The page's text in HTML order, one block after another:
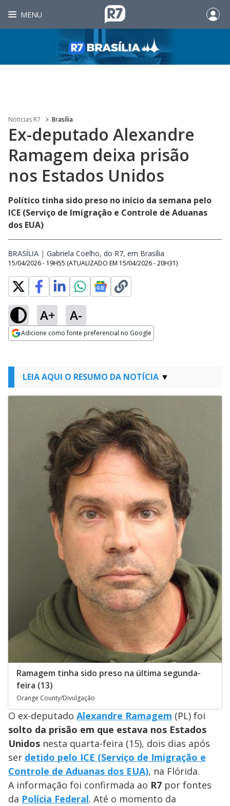
MENU
Noticias R7 Brasília
Ex-deputado Alexandre
Ramagem deixa prisão
nos Estados Unidos
Político tinha sido preso no início da semana pelo
ICE (Serviço de Imigração e Controle de Aduanas
dos EUA)
BRASÍLIA | Gabriela Coelho, do R7, em Brasília
15/04/2026 - 19H55 (ATUALIZADO EM 15/04/2026 - 20H31)
A+ A-
Adicione como fonte preferencial no Google
LEIA AQUI O RESUMO DA NOTÍCIA
Ramagem tinha sido preso na última segunda-
feira (13)
Orange County/Divulgação
O ex-deputado Alexandre Ramagem (PL) foi
solto da prisão em que estava nos Estados
Unidos nesta quarta-feira (15), dois dias após
ser detido pelo ICE (Serviço de Imigração e
Controle de Aduanas dos EUA), na Flórida.
A informação foi confirmada ao R7 por fontes
da Polícia Federal. Até o momento da